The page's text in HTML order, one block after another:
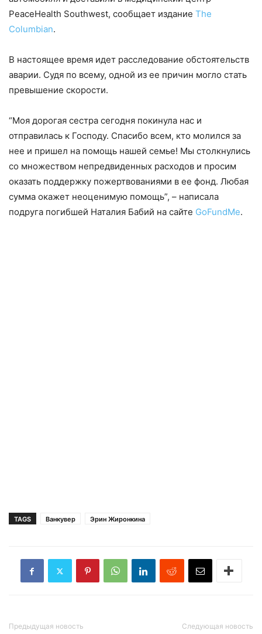
PeaceHealth Southwest, сообщает издание The
Columbian.
В настоящее время идет расследование обстоятельств
аварии. Судя по всему, одной из ее причин могло стать
превышение скорости.
“Моя дорогая сестра сегодня покинула нас и
отправилась к Господу. Спасибо всем, кто молился за
нее и пришел на помощь нашей семье! Мы столкнулись
со множеством непредвиденных расходов и просим
оказать поддержку пожертвованиями в ее фонд. Любая
сумма окажет неоценимую помощь”, – написала
подруга погибшей Наталия Бабий на сайте GoFundMe.
TAGS Ванкувер Эрин Жиронкина
Предыдущая новость Следующая новость